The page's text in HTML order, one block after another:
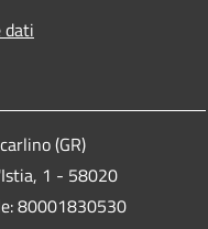
dati
(GR)
1 - 58020
80001830530